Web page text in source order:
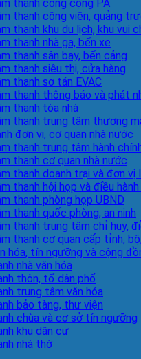
thanh công cộng PA
thanh công viên, quảng
thanh khu du lịch, khu vui
thanh nhà ga, bến xe
thanh sân bay, bến cảng
thanh siêu thị, cửa hàng
thanh sơ tán EVAC
thanh thông báo và phát
thanh tòa nhà
thanh trung tâm thương
đơn vị, cơ quan nhà nước
thanh trung tâm hành
thanh cơ quan nhà nước
thanh doanh trại và đơn
thanh hội họp và điều
thanh phòng họp UBND
thanh quốc phòng, an ninh
thanh trung tâm chỉ huy,
thanh cơ quan cấp tỉnh,
hóa, tín ngưỡng và cộng
nhà văn hóa
thôn, tổ dân phố
trung tâm văn hóa
bảo tàng, thư viện
chùa và cơ sở tín ngưỡng
khu dân cư
nhà thờ